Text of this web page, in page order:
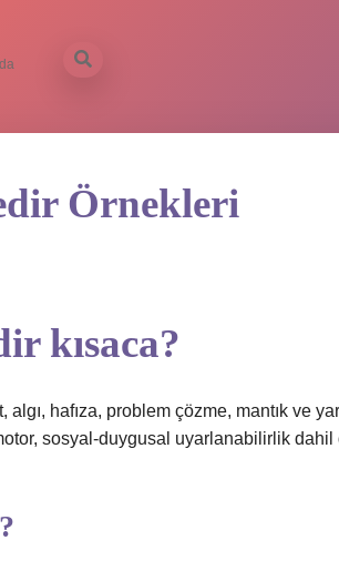
Örnekleri
kısaca?
hafıza, problem çözme, mantık ve
sosyal-duygusal uyarlanabilirlik dahil